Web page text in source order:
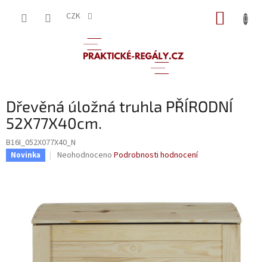
CZK
Dřevěná úložná truhla PŘÍRODNÍ
52X77X40cm.
B16I_052X077X40_N
Novinka
Průměrné
5
hvězdiček.
Neohodnoceno Podrobnosti hodnocení